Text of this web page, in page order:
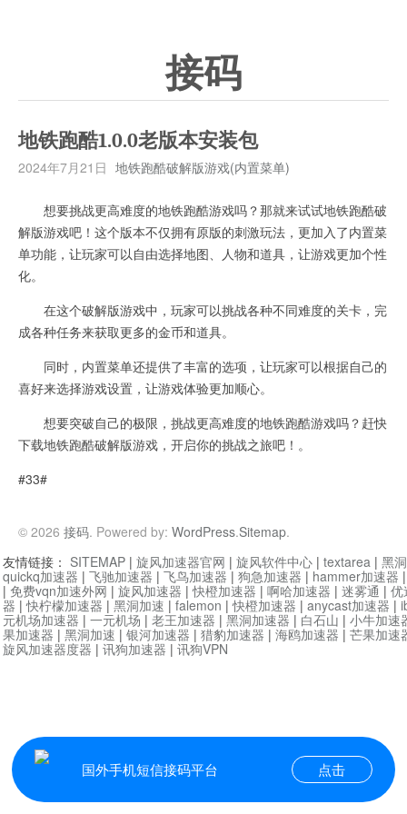
接码
地铁跑酷1.0.0老版本安装包
2024年7月21日 地铁跑酷破解版游戏(内置菜单)
想要挑战更高难度的地铁跑酷游戏吗？那就来试试地铁跑酷破
解版游戏吧！这个版本不仅拥有原版的刺激玩法，更加入了内置菜
单功能，让玩家可以自由选择地图、人物和道具，让游戏更加个性
化。
在这个破解版游戏中，玩家可以挑战各种不同难度的关卡，完
成各种任务来获取更多的金币和道具。
同时，内置菜单还提供了丰富的选项，让玩家可以根据自己的
喜好来选择游戏设置，让游戏体验更加顺心。
想要突破自己的极限，挑战更高难度的地铁跑酷游戏吗？赶快
下载地铁跑酷破解版游戏，开启你的挑战之旅吧！。
#33#
© 2026 接码. Powered by: WordPress.Sitemap.
国外手机短信接码平台 点击
友情链接： SITEMAP | 旋风加速器官网 | 旋风软件中心 | textarea | 黑
quickq加速器 | 飞驰加速器 | 飞鸟加速器 | 狗急加速器 | hammer加速器
| 免费vqn加速外网 | 旋风加速器 |快橙加速器 | 啊哈加速器 | 迷雾通 | 优
器 |快柠檬加速器 | 黑洞加速 | falemon |快橙加速器 | anycast加速器 |
元机场加速器 | 一元机场 | 老王加速器 | 黑洞加速器 | 白石山 | 小牛加速
果加速器 | 黑洞加速 | 银河加速器 | 猎豹加速器 | 海鸥加速器 | 芒果加速
旋风加速器度器 | 讯狗加速器 | 讯狗VPN